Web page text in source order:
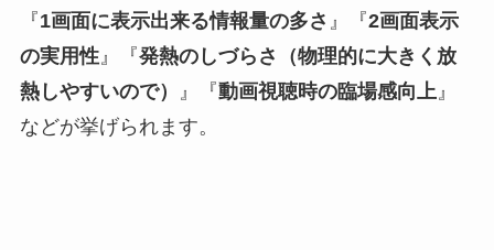
『1画面に表示出来る情報量の多さ 』『2画面表示
の実用性』『発熱のしづらさ（物理的に大きく放
熱しやすいので）
』『動画視聴時の臨場感向上 』
などが挙げられます。